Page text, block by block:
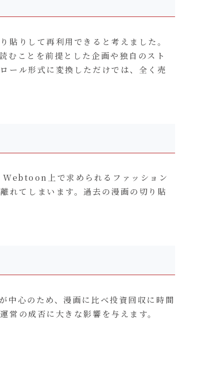
りして再利用できると考えました。
ことを前提とした企画や独自のスト
ール形式に変換しただけでは、全く売
上で求められるファッション
れてしまいます。過去の漫画の切り貼
心のため、漫画に比べ投資回収に時間
の成否に大きな影響を与えます。